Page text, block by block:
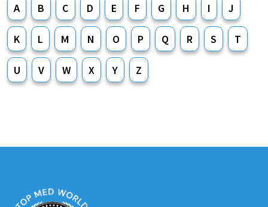
A B C D E F G H I J
K L M N O P Q R S T
U V W X Y Z